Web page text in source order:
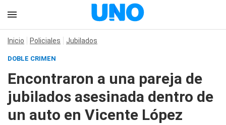
Inicio Policiales Jubilados
DOBLE CRIMEN
Encontraron a una pareja de
jubilados asesinada dentro de
un auto en Vicente López